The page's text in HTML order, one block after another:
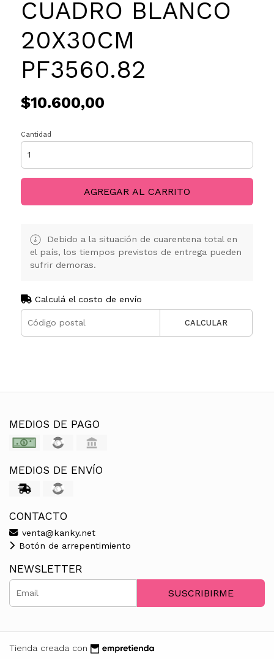
CUADRO BLANCO
20X30CM
PF3560.82
$10.600,00
Cantidad
AGREGAR AL CARRITO
Debido a la situación de cuarentena total en
el país, los tiempos previstos de entrega pueden
sufrir demoras.
Calculá el costo de envío
CALCULAR
MEDIOS DE PAGO
MEDIOS DE ENVÍO
CONTACTO
venta@kanky.net
Botón de arrepentimiento
NEWSLETTER
SUSCRIBIRME
Tienda creada con